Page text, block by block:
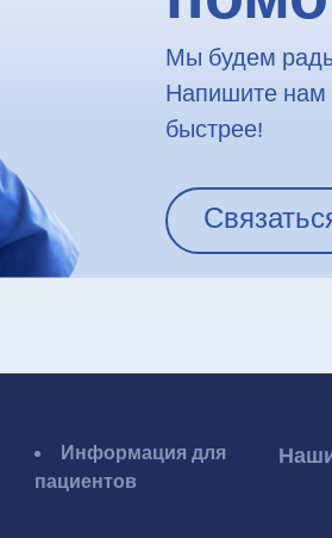
Мы будем
Напишите нам
быстрее!
Информация для
пациентов